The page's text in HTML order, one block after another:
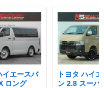
イエースバ
ロング
トヨタ ハイ
ン 2.8 スーパ